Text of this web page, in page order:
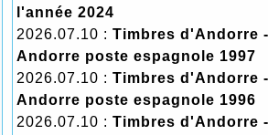
l'année 2024
2026.07.10 : Timbres d'Andorre
Andorre poste espagnole 1997
2026.07.10 : Timbres d'Andorre
Andorre poste espagnole 1996
2026.07.10 : Timbres d'Andorre